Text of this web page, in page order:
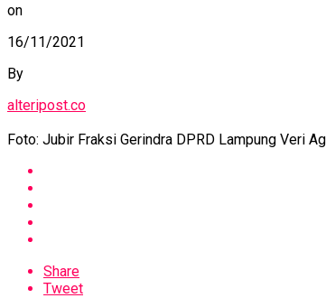
on
16/11/2021
By
alteripost.co
Foto: Jubir Fraksi Gerindra DPRD Lampung Veri
Share
Tweet